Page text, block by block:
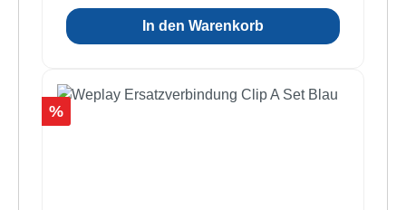
In den Warenkorb
Rabatt
%